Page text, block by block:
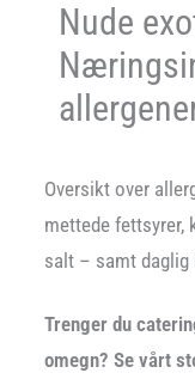
Nude
Oversikt over
mettede fettsyrer,
salt – samt daglig
Trenger du
omegn? Se vårt